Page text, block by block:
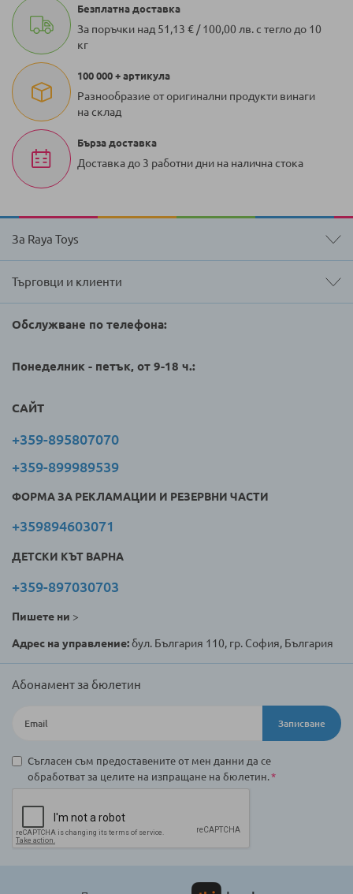
Безплатна доставка
За поръчки над 51,13 € / 100,00 лв. с тегло до 10
кг
100 000 + артикула
Разнообразие от оригинални продукти винаги
на склад
Бърза доставка
Доставка до 3 работни дни на налична стока
За Raya Toys
Търговци и клиенти
Обслужване по телефона:
Понеделник - петък, от 9-18 ч.:
САЙТ
+359-895807070
+359-899989539
ФОРМА ЗА РЕКЛАМАЦИИ И РЕЗЕРВНИ ЧАСТИ
+359894603071
ДЕТСКИ КЪТ ВАРНА
+359-897030703
Пишете ни >
Адрес на управление:бул. България 110, гр. София, България
Абонамент за бюлетин
Записване
Съгласен съм предоставените от мен данни да се
обработват за целите на изпращане на бюлетин.